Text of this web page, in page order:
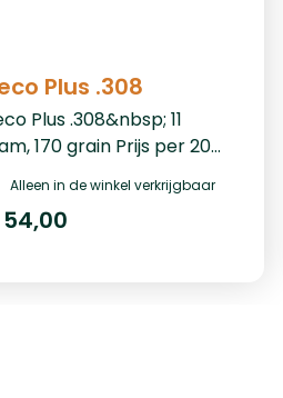
Plus .308
Plus .308&nbsp; 11
170 grain Prijs per 20
Alleen in de winkel verkrijgbaar